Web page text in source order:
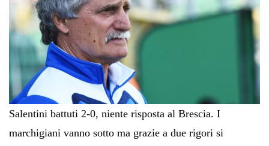
Salentini battuti 2-0, niente risposta al Brescia. I
marchigiani vanno sotto ma grazie a due rigori si